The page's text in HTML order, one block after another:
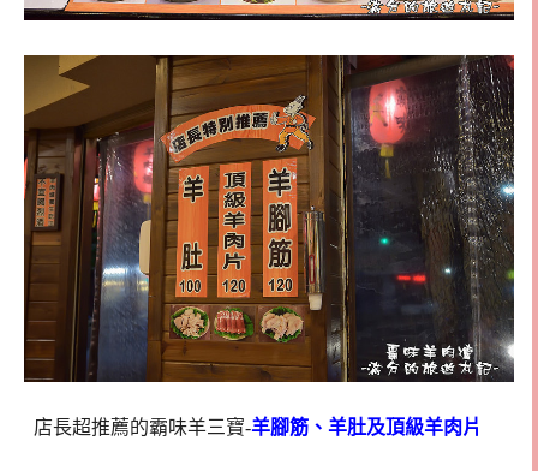
店長超推薦的霸味羊三寶-羊腳筋、羊肚及頂級羊肉片